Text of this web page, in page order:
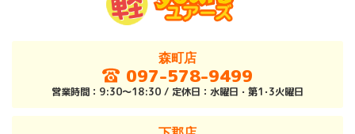
森町店
097-578-9499
営業時間：9:30～18:30 / 定休日：水曜日・第1･3火曜日